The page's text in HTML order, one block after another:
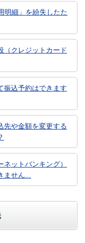
明細」を紛失したた
（クレジットカード
振込予約はできます
先や金額を変更する
ットバンキング）
せん...